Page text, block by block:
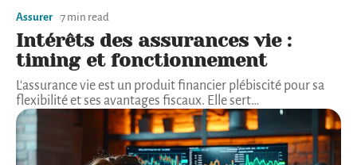
Assurer 7 min read
Intérêts des assurances vie :
timing et fonctionnement
L'assurance vie est un produit financier plébiscité pour sa
flexibilité et ses avantages fiscaux. Elle sert…